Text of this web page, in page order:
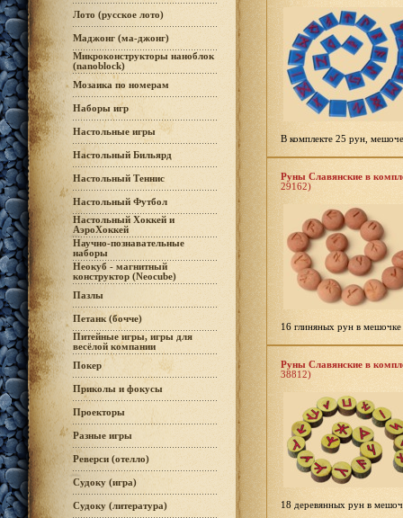
Лото (русское лото)
Маджонг (ма-джонг)
Микроконструкторы наноблок
(nanoblock)
Мозаика по номерам
Наборы игр
Настольные игры
Настольный Бильярд
Настольный Теннис
Настольный Футбол
Настольный Хоккей и
АэроХоккей
Научно-познавательные
наборы
Неокуб - магнитный
конструктор (Neocube)
Пазлы
Петанк (бочче)
Питейные игры, игры для
весёлой компании
Покер
Приколы и фокусы
Проекторы
Разные игры
Реверси (отелло)
Судоку (игра)
Судоку (литература)
В комплекте 25 рун,
Руны Славянские в
29162)
16 глиняных рун в мешочке
Руны Славянские в
38812)
18 деревянных рун в